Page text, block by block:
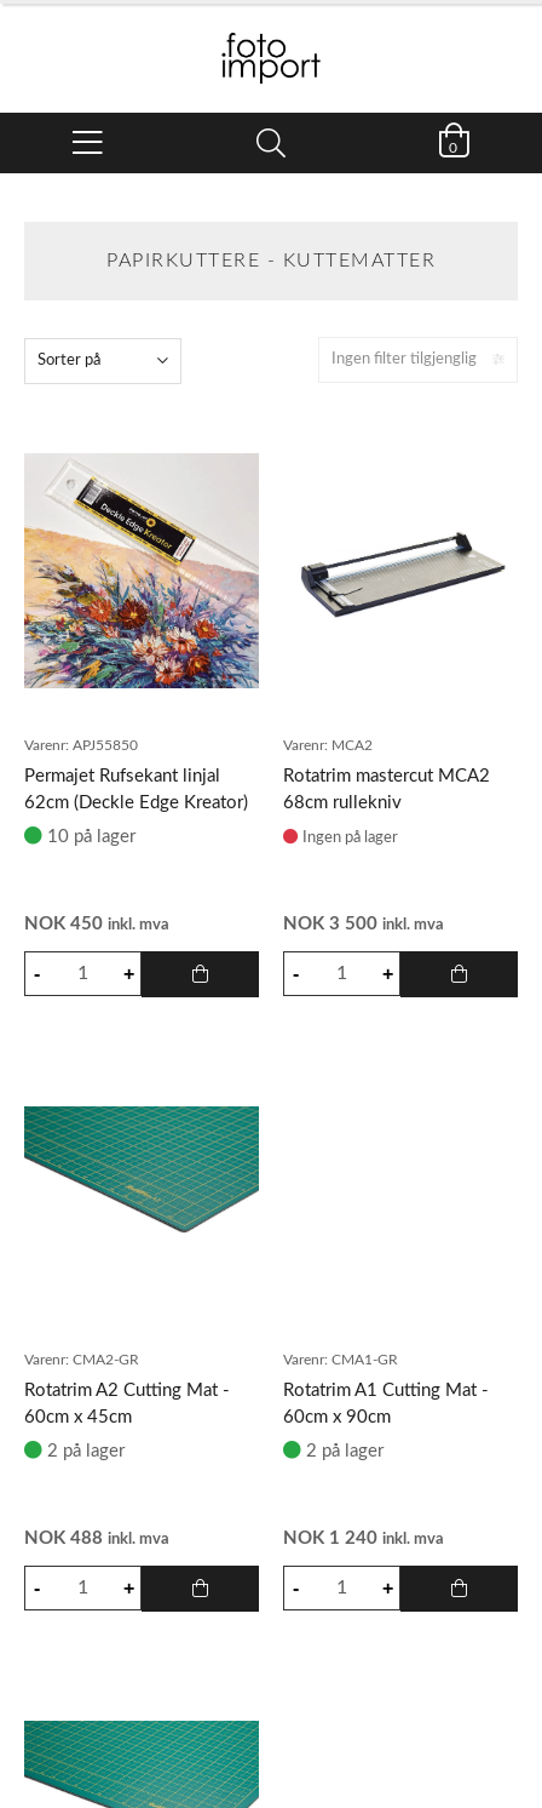
0
PAPIRKUTTERE - KUTTEMATTER
Ingen filter tilgjenglig
Sorter på
Varenr: APJ55850
Permajet Rufsekant linjal
62cm (Deckle Edge Kreator)
10 på lager
NOK 450 inkl. mva
Varenr: MCA2
Rotatrim mastercut MCA2
68cm rullekniv
Ingen på lager
NOK 3 500 inkl. mva
Varenr: CMA2-GR
Rotatrim A2 Cutting Mat -
60cm x 45cm
2 på lager
NOK 488 inkl. mva
Varenr: CMA1-GR
Rotatrim A1 Cutting Mat -
60cm x 90cm
2 på lager
NOK 1 240 inkl. mva